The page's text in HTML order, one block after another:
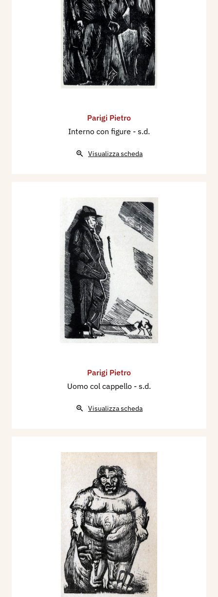
Parigi Pietro
Interno con figure - s.d.
Visualizza scheda
Parigi Pietro
Uomo col cappello - s.d.
Visualizza scheda